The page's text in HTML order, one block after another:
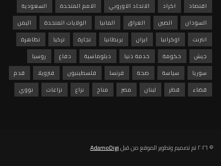
اقتصاد
اكراد الاتحاد الاوروبي الامم المتحدة
السعودية
السودان
الصين العراق المانيا الولايات المتحدة
اليمن
انترنت
اوكرانيا ايران بريطانيا تجارة تركيا
تظاهرة
جيش
حكومة خدمة دنيا دبلوماسية دفاع
روسيا
سوريا
سياسة صحة فرنسا فلسطينيون فنزويلا
قدم
قضاء
قطر لبنان مصر مناخ نزاع نزاعات نووي
© ٢٠٢٦ تم تصميم وتطوير الموقع من قبل AdamoDigi
.